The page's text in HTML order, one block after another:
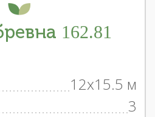
162.81
12x15.5 м
3